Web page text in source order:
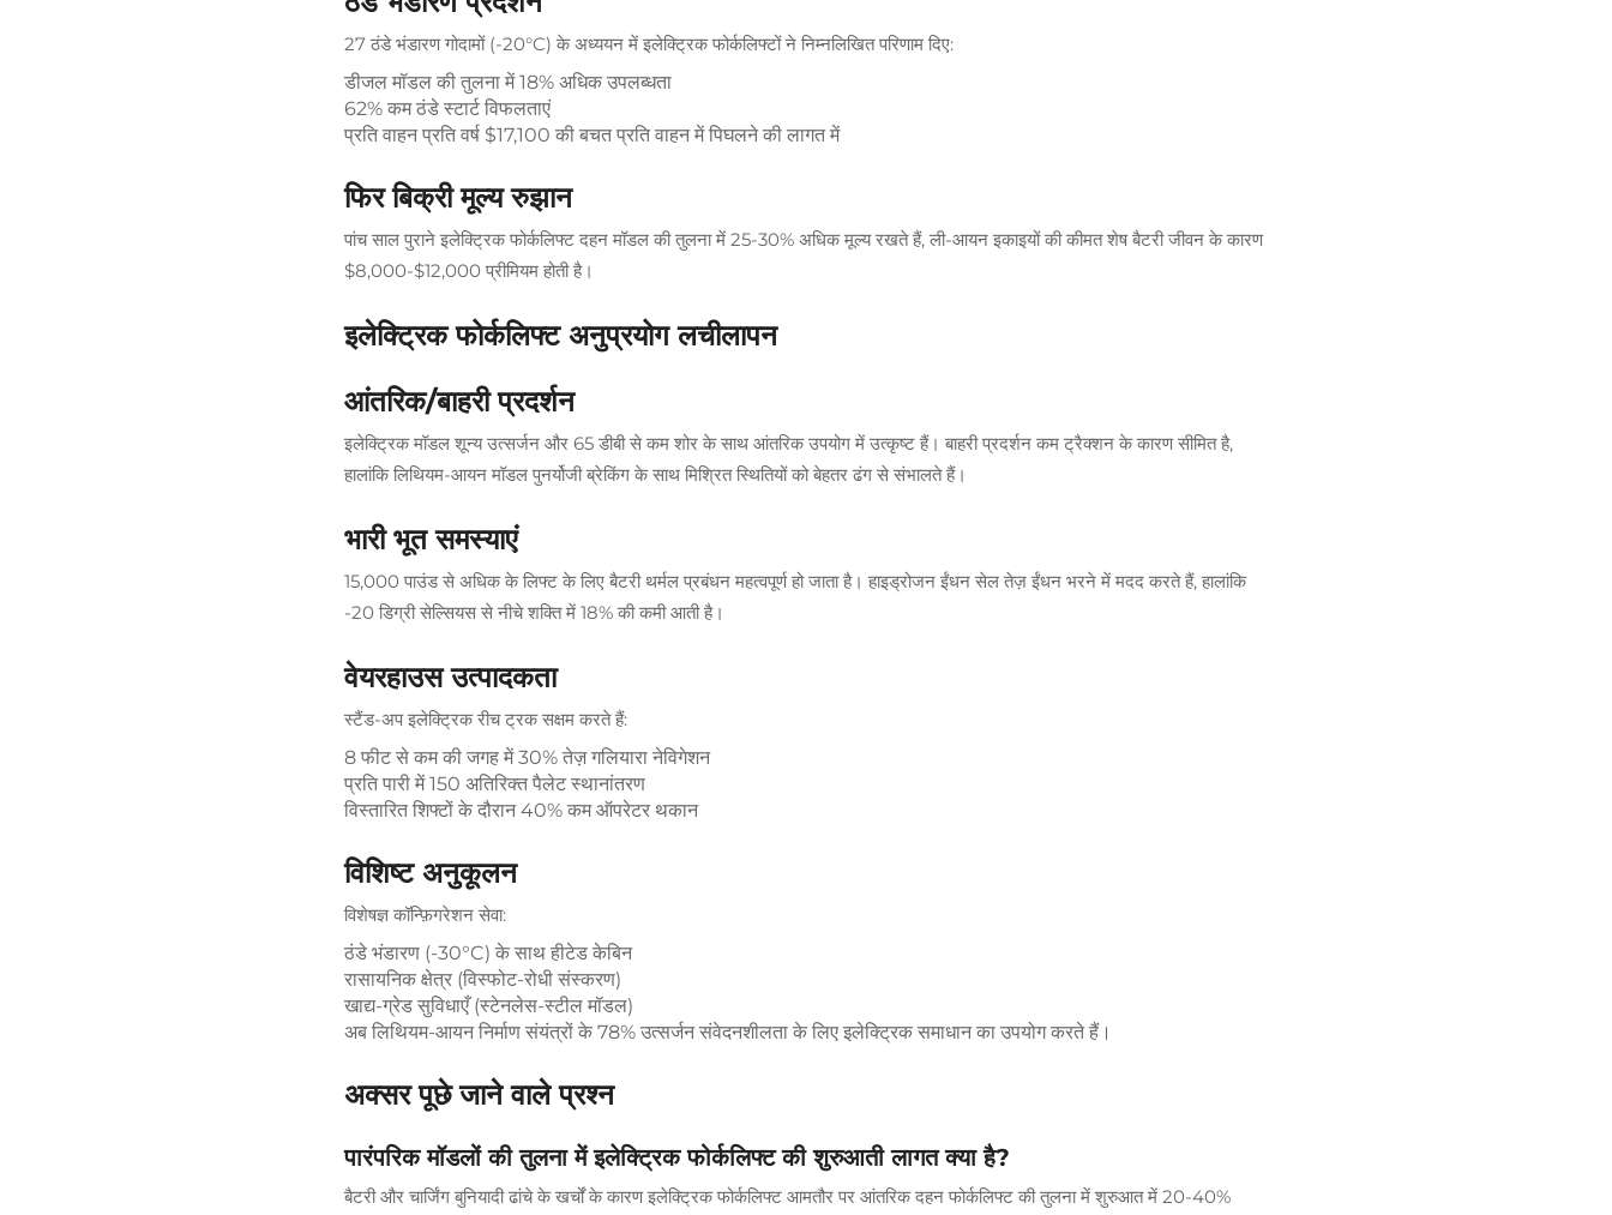
27 ठंडे भंडारण गोदामों (-20°C) के अध्ययन में इलेक्ट्रिक फोर्कलिफ्टों ने निम्नलिखित परिणाम दिए:
डीजल मॉडल की तुलना में 18% अधिक उपलब्धता
62% कम ठंडे स्टार्ट विफलताएं
प्रति वाहन प्रति वर्ष $17,100 की बचत प्रति वाहन में पिघलने की लागत में
फिर बिक्री मूल्य रुझान
पांच साल पुराने इलेक्ट्रिक फोर्कलिफ्ट दहन मॉडल की तुलना में 25-30% अधिक मूल्य रखते हैं, ली-आयन इकाइयों की कीमत शेष बैटरी जीवन के कारण
$8,000-$12,000 प्रीमियम होती है।
इलेक्ट्रिक फोर्कलिफ्ट अनुप्रयोग लचीलापन
आंतरिक/बाहरी प्रदर्शन
इलेक्ट्रिक मॉडल शून्य उत्सर्जन और 65 डीबी से कम शोर के साथ आंतरिक उपयोग में उत्कृष्ट हैं। बाहरी प्रदर्शन कम ट्रैक्शन के कारण सीमित है,
हालांकि लिथियम-आयन मॉडल पुनर्योजी ब्रेकिंग के साथ मिश्रित स्थितियों को बेहतर ढंग से संभालते हैं।
भारी भूत समस्याएं
15,000 पाउंड से अधिक के लिफ्ट के लिए बैटरी थर्मल प्रबंधन महत्वपूर्ण हो जाता है। हाइड्रोजन ईंधन सेल तेज़ ईंधन भरने में मदद करते हैं, हालांकि
-20 डिग्री सेल्सियस से नीचे शक्ति में 18% की कमी आती है।
वेयरहाउस उत्पादकता
स्टैंड-अप इलेक्ट्रिक रीच ट्रक सक्षम करते हैं:
8 फीट से कम की जगह में 30% तेज़ गलियारा नेविगेशन
प्रति पारी में 150 अतिरिक्त पैलेट स्थानांतरण
विस्तारित शिफ्टों के दौरान 40% कम ऑपरेटर थकान
विशिष्ट अनुकूलन
विशेषज्ञ कॉन्फ़िगरेशन सेवा:
ठंडे भंडारण (-30°C) के साथ हीटेड केबिन
रासायनिक क्षेत्र (विस्फोट-रोधी संस्करण)
खाद्य-ग्रेड सुविधाएँ (स्टेनलेस-स्टील मॉडल)
अब लिथियम-आयन निर्माण संयंत्रों के 78% उत्सर्जन संवेदनशीलता के लिए इलेक्ट्रिक समाधान का उपयोग करते हैं।
अक्सर पूछे जाने वाले प्रश्न
पारंपरिक मॉडलों की तुलना में इलेक्ट्रिक फोर्कलिफ्ट की शुरुआती लागत क्या है?
बैटरी और चार्जिंग बुनियादी ढांचे के खर्चों के कारण इलेक्ट्रिक फोर्कलिफ्ट आमतौर पर आंतरिक दहन फोर्कलिफ्ट की तुलना में शुरुआत में 20-40%